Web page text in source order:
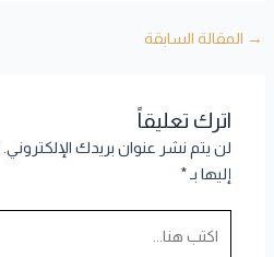
→ المقالة السابقة
اترك تعليقاً
لن يتم نشر عنوان بريدك الإلكتروني.
إليها بـ*